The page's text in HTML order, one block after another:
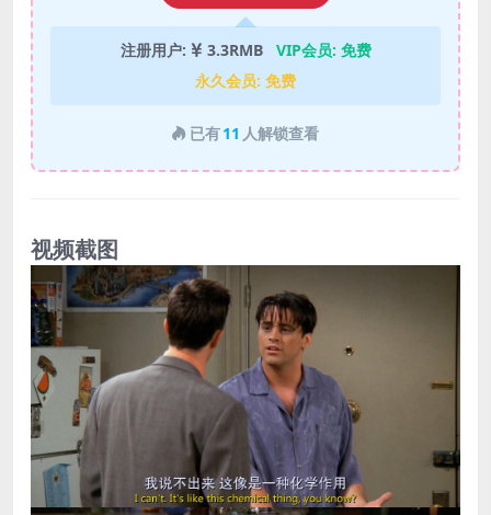
注册用户: 3.3RMB VIP会员: 免费
永久会员: 免费
已有11 人解锁查看
视频截图